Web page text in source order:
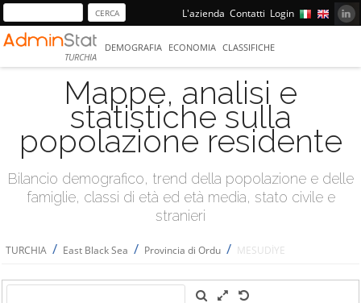
L'azienda Contatti Login
TURCHIA
DEMOGRAFIA ECONOMIA CLASSIFICHE
Mappe, analisi e
statistiche sulla
popolazione residente
Bilancio demografico, trend della popolazione e delle
famiglie, classi di età ed età media, stato civile e
stranieri
TURCHIA / East Black Sea / Provincia di Ordu / MESUDİYE